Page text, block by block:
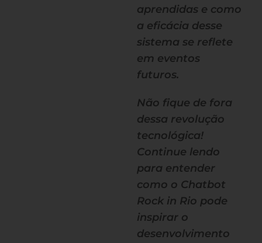
aprendidas e como
a eficácia desse
sistema se reflete
em eventos
futuros.
Não fique de fora
dessa revolução
tecnológica!
Continue lendo
para entender
como o Chatbot
Rock in Rio pode
inspirar o
desenvolvimento